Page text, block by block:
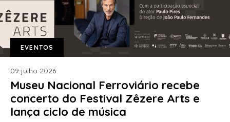
EVENTOS
09 julho 2026
Museu Nacional Ferroviário recebe
concerto do Festival Zêzere Arts e
lança ciclo de música